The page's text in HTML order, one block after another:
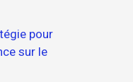
pour
sur le